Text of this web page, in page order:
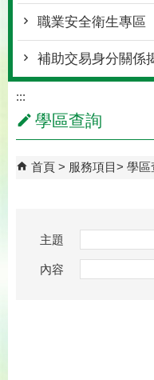
職業安全衛生專區
補助交易身分關係
:::
學區查詢
首頁 服務項目 學區
主題
內容